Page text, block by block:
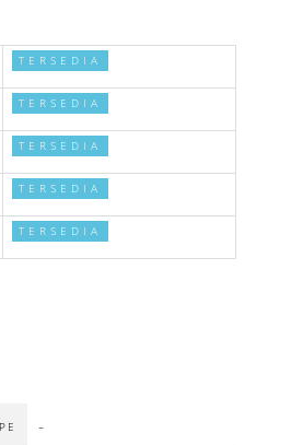
TERSEDIA
TERSEDIA
TERSEDIA
TERSEDIA
TERSEDIA
-